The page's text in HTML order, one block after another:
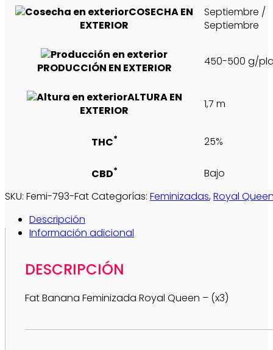
COSECHA EN
EXTERIOR
Septiembre /
Septiembre
PRODUCCIÓN EN EXTERIOR 450-500 g/
ALTURA EN
EXTERIOR
1,7 m
THC* 25%
CBD*
Bajo
SKU: Femi-793-FatCategorías: Feminizadas,Royal
Descripción
Información adicional
DESCRIPCIÓN
Fat Banana Feminizada Royal Queen – (x3)